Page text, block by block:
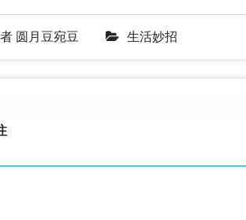
圆月豆宛豆 生活妙招